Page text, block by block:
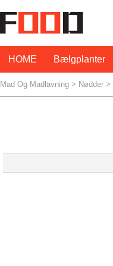
HOME Bælgplanter
Mad Og Madlavning > Nødder >